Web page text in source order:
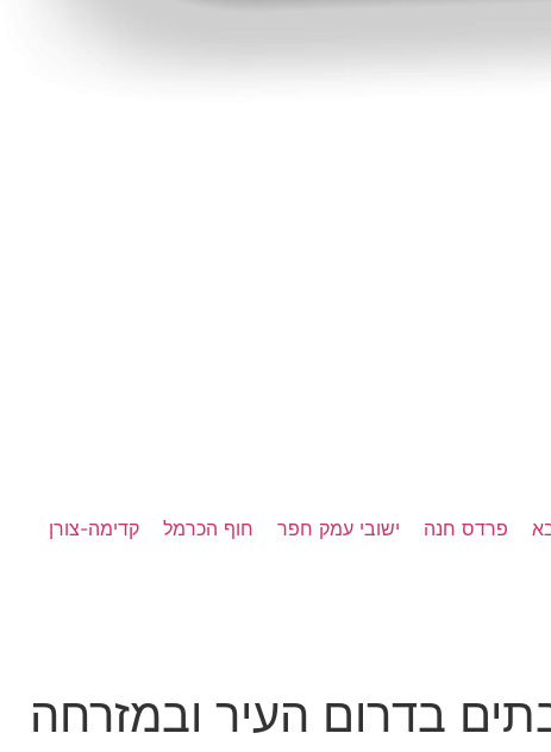
פרדס חנה ישובי עמק חפר חוף הכרמל קדימה-צורן
בדרום העיר ובמזרחה